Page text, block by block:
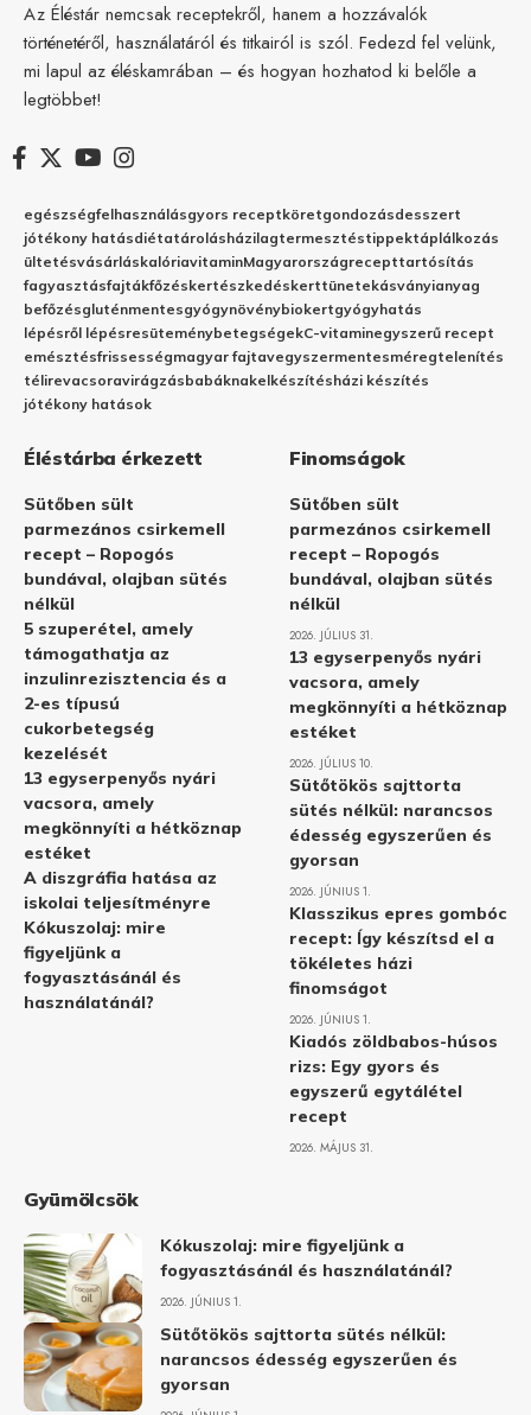
Az Éléstár nemcsak receptekről, hanem a hozzávalók
történetéről, használatáról és titkairól is szól. Fedezd fel velünk,
mi lapul az éléskamrában – és hogyan hozhatod ki belőle a
legtöbbet!
egészségfelhasználásgyors receptköretgondozásdesszert
jótékony hatásdiétatárolásházilagtermesztéstippektáplálkozás
ültetésvásárláskalóriavitaminMagyarországrecepttartósítás
fagyasztásfajtákfőzéskertészkedéskerttünetekásványianyag
befőzésgluténmentesgyógynövénybiokertgyógyhatás
lépésről lépésresüteménybetegségekC-vitaminegyszerű recept
emésztésfrissességmagyar fajtavegyszermentesméregtelenítés
télirevacsoravirágzásbabáknakelkészítésházi készítés
jótékony hatások
Éléstárba érkezett
Sütőben sült
parmezános csirkemell
recept – Ropogós
bundával, olajban sütés
nélkül
5 szuperétel, amely
támogathatja az
inzulinrezisztencia és a
2-es típusú
cukorbetegség
kezelését
13 egyserpenyős nyári
vacsora, amely
megkönnyíti a hétköznap
estéket
A diszgráfia hatása az
iskolai teljesítményre
Kókuszolaj: mire
figyeljünk a
fogyasztásánál és
használatánál?
Finomságok
Sütőben sült
parmezános csirkemell
recept – Ropogós
bundával, olajban sütés
nélkül
2026. JÚLIUS 31.
13 egyserpenyős nyári
vacsora, amely
megkönnyíti a hétköznap
estéket
2026. JÚLIUS 10.
Sütőtökös sajttorta
sütés nélkül: narancsos
édesség egyszerűen és
gyorsan
2026. JÚNIUS 1.
Klasszikus epres gombóc
recept: Így készítsd el a
tökéletes házi
finomságot
2026. JÚNIUS 1.
Kiadós zöldbabos-húsos
rizs: Egy gyors és
egyszerű egytálétel
recept
2026. MÁJUS 31.
Gyümölcsök
Kókuszolaj: mire figyeljünk a
fogyasztásánál és használatánál?
2026. JÚNIUS 1.
Sütőtökös sajttorta sütés nélkül:
narancsos édesség egyszerűen és
gyorsan